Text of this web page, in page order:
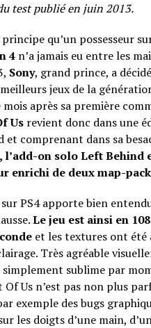
test publié en juin 2013.
qu’un possesseur
4 n’a jamais eu entre les
Sony, grand prince, a
meilleurs jeux de la
mois après sa première
Us revient donc dans une
et comprenant dans sa
on solo Left Behind
enrichi de deux map-
sur PS4 apporte bien
Le jeu est ainsi en
et les textures ont été
Très agréable
sublime par
Of Us n’est pas non plus
exemple des bugs
les doigts d’une main,